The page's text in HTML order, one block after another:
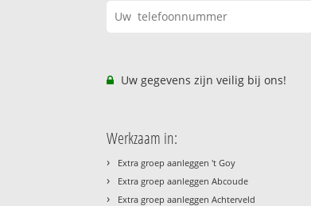
Uw gegevens zijn veilig bij ons!
Werkzaam in:
› Extra groep aanleggen 't Goy
› Extra groep aanleggen Abcoude
› Extra groep aanleggen Achterveld